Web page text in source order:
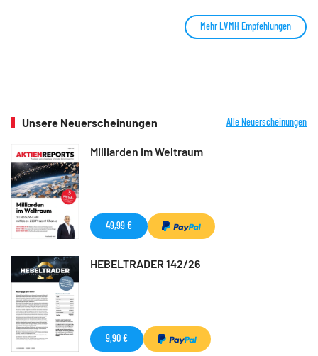
Mehr LVMH Empfehlungen
Unsere Neuerscheinungen Alle Neuerscheinungen
Milliarden im Weltraum
49,99 €
HEBELTRADER 142/26
9,90 €